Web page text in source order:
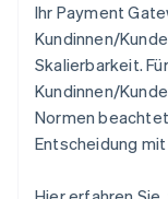
Ihr Payment
Kundinnen/
Skalierbarkeit.
Kundinnen/
Normen
Entscheidung